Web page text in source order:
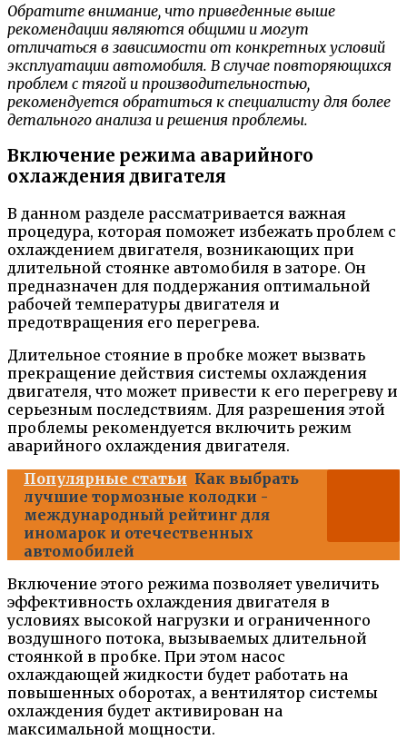
Обратите внимание, что приведенные выше
рекомендации являются общими и могут
отличаться в зависимости от конкретных условий
эксплуатации автомобиля. В случае повторяющихся
проблем с тягой и производительностью,
рекомендуется обратиться к специалисту для более
детального анализа и решения проблемы.
Включение режима аварийного
охлаждения двигателя
В данном разделе рассматривается важная
процедура, которая поможет избежать проблем с
охлаждением двигателя, возникающих при
длительной стоянке автомобиля в заторе. Он
предназначен для поддержания оптимальной
рабочей температуры двигателя и
предотвращения его перегрева.
Длительное стояние в пробке может вызвать
прекращение действия системы охлаждения
двигателя, что может привести к его перегреву и
серьезным последствиям. Для разрешения этой
проблемы рекомендуется включить режим
аварийного охлаждения двигателя.
Популярные статьи Как выбрать
лучшие тормозные колодки -
международный рейтинг для
иномарок и отечественных
автомобилей
Включение этого режима позволяет увеличить
эффективность охлаждения двигателя в
условиях высокой нагрузки и ограниченного
воздушного потока, вызываемых длительной
стоянкой в пробке. При этом насос
охлаждающей жидкости будет работать на
повышенных оборотах, а вентилятор системы
охлаждения будет активирован на
максимальной мощности.